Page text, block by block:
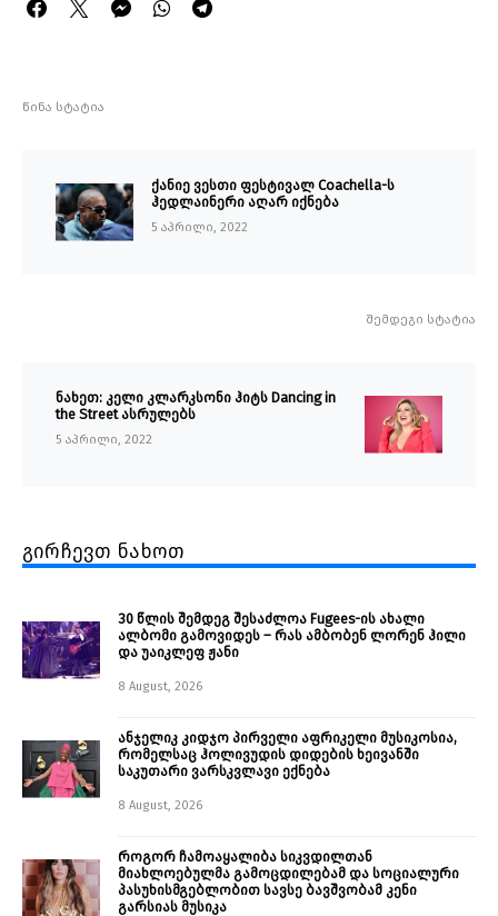
წინა სტატია
ქანიე ვესთი ფესტივალ Coachella-ს
ჰედლაინერი აღარ იქნება
5 აპრილი, 2022
შემდეგი სტატია
ნახეთ: კელი კლარკსონი ჰიტს Dancing in
the Street ასრულებს
5 აპრილი, 2022
გირჩევთ ნახოთ
30 წლის შემდეგ შესაძლოა Fugees-ის ახალი
ალბომი გამოვიდეს – რას ამბობენ ლორენ ჰილი
და უაიკლეფ ჟანი
8 August, 2026
ანჯელიკ კიდჯო პირველი აფრიკელი მუსიკოსია,
რომელსაც ჰოლივუდის დიდების ხეივანში
საკუთარი ვარსკვლავი ექნება
8 August, 2026
როგორ ჩამოაყალიბა სიკვდილთან
მიახლოებულმა გამოცდილებამ და სოციალური
პასუხისმგებლობით სავსე ბავშვობამ კენი
გარსიას მუსიკა